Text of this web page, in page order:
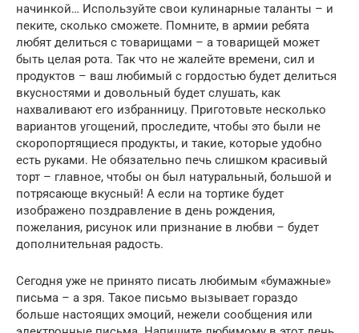
начинкой… Используйте свои кулинарные таланты – и
пеките, сколько сможете. Помните, в армии ребята
любят делиться с товарищами – а товарищей может
быть целая рота. Так что не жалейте времени, сил и
продуктов – ваш любимый с гордостью будет делиться
вкусностями и довольный будет слушать, как
нахваливают его избранницу. Приготовьте несколько
вариантов угощений, проследите, чтобы это были не
скоропортящиеся продукты, и такие, которые удобно
есть руками. Не обязательно печь слишком красивый
торт – главное, чтобы он был натуральный, большой и
потрясающе вкусный! А если на тортике будет
изображено поздравление в день рождения,
пожелания, рисунок или признание в любви – будет
дополнительная радость.
Сегодня уже не принято писать любимым «бумажные»
письма – а зря. Такое письмо вызывает гораздо
больше настоящих эмоций, нежели сообщения или